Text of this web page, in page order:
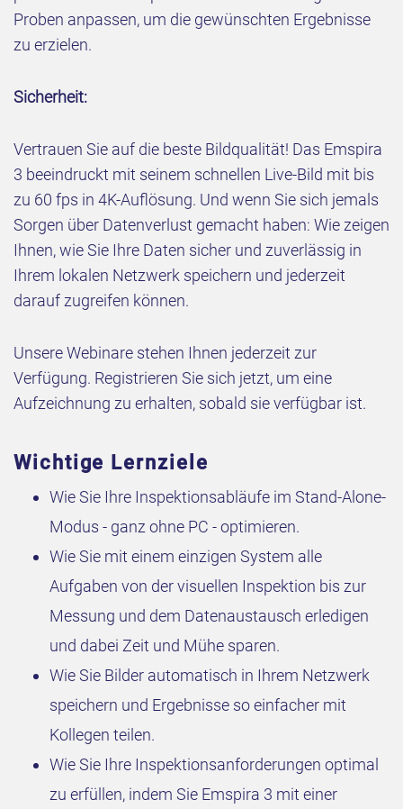
Proben anpassen, um die gewünschten Ergebnisse
zu erzielen.
Sicherheit:
Vertrauen Sie auf die beste Bildqualität! Das Emspira
3 beeindruckt mit seinem schnellen Live-Bild mit bis
zu 60 fps in 4K-Auflösung. Und wenn Sie sich jemals
Sorgen über Datenverlust gemacht haben: Wie zeigen
Ihnen, wie Sie Ihre Daten sicher und zuverlässig in
Ihrem lokalen Netzwerk speichern und jederzeit
darauf zugreifen können.
Unsere Webinare stehen Ihnen jederzeit zur
Verfügung. Registrieren Sie sich jetzt, um eine
Aufzeichnung zu erhalten, sobald sie verfügbar ist.
Wichtige Lernziele
Wie Sie Ihre Inspektionsabläufe im Stand-Alone-
Modus - ganz ohne PC - optimieren.
Wie Sie mit einem einzigen System alle
Aufgaben von der visuellen Inspektion bis zur
Messung und dem Datenaustausch erledigen
und dabei Zeit und Mühe sparen.
Wie Sie Bilder automatisch in Ihrem Netzwerk
speichern und Ergebnisse so einfacher mit
Kollegen teilen.
Wie Sie Ihre Inspektionsanforderungen optimal
zu erfüllen, indem Sie Emspira 3 mit einer